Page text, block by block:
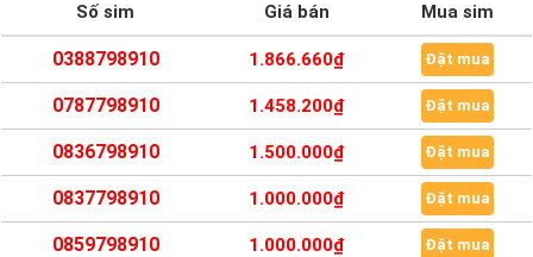
Số sim Giá bán Mua sim
0388798910 1.866.660₫ Đặt mua
0787798910 1.458.200₫ Đặt mua
0836798910 1.500.000₫ Đặt mua
0837798910 1.000.000₫ Đặt mua
0859798910 1.000.000₫ Đặt mua